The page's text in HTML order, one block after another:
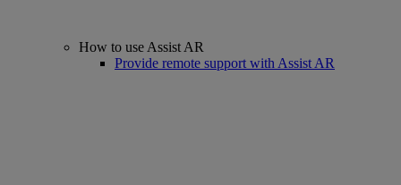
How to use Assist AR
Provide remote support with Assist AR